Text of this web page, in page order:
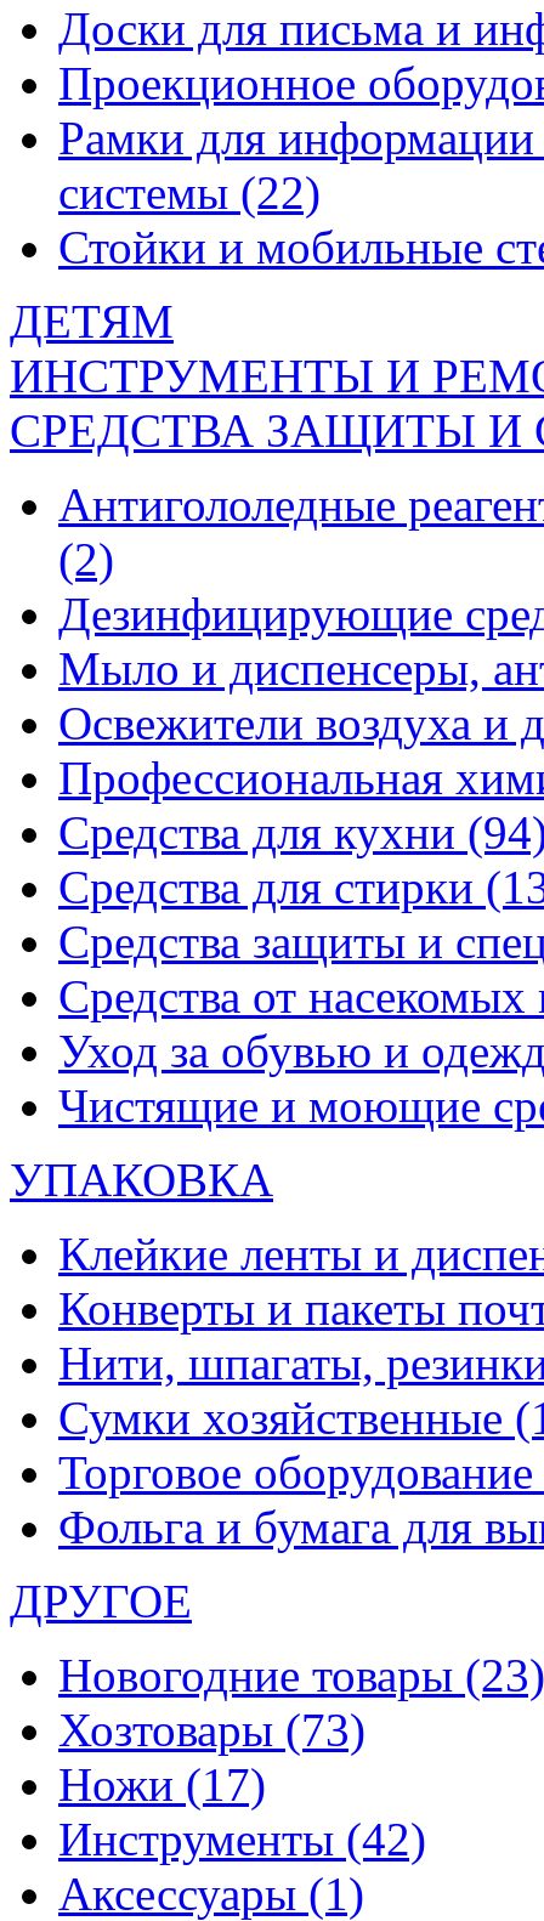
Доски для письма и
Проекционное
Рамки для
системы (22)
Стойки и мобильные
ДЕТЯМ
ИНСТРУМЕНТЫ И
СРЕДСТВА ЗАЩИТЫ
Антигололедные
(2)
Дезинфицирующие
Мыло и диспенсеры,
Освежители воздуха и
Профессиональная
Средства для кухни
Средства для стирки
Средства защиты и
Средства от
Уход за обувью и
Чистящие и моющие
УПАКОВКА
Клейкие ленты и
Конверты и пакеты
Нити, шпагаты,
Сумки хозяйственные
Торговое оборудование
Фольга и бумага для
ДРУГОЕ
Новогодние товары (23)
Хозтовары (73)
Ножи (17)
Инструменты (42)
Аксессуары (1)